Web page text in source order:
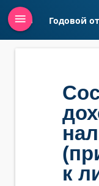
Войти Годовой
menu
к